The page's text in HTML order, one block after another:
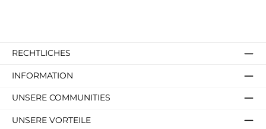
RECHTLICHES
INFORMATION
UNSERE COMMUNITIES
UNSERE VORTEILE